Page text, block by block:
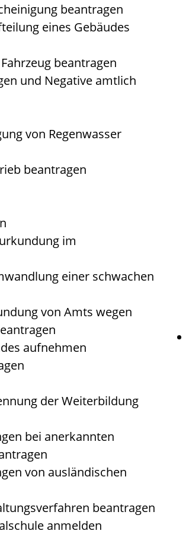
beantragen
eines Gebäudes
beantragen
und Negative amtlich
von Regenwasser
beantragen
im
einer schwachen
von Amts wegen
aufnehmen
der Weiterbildung
bei anerkannten
von ausländischen
beantragen
anmelden